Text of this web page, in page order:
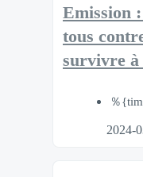
Emission
tous
survivre à
％
2024-